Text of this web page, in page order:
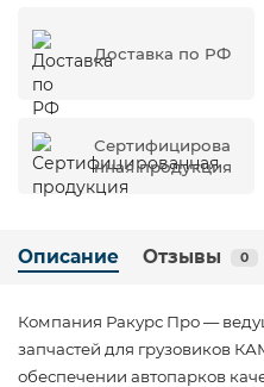
Доставка по РФ
Сертифицирова
нная продукция
Описание Отзывы 0
Компания Ракурс Про —
запчастей для грузовиков
обеспечении автопарков